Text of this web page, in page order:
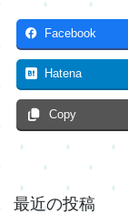
Facebook
Hatena
Copy
最近の投稿